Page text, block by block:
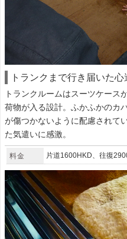
トランクまで行き届いた心
トランクルームはスーツケース
荷物が入る設計。ふかふかのカ
が傷つかないように配慮されて
た気遣いに感激。
料金 片道1600HKD、往復